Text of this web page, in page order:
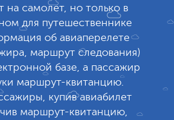
на самолет, но только в
для путешественнике
об авиаперелете
маршрут следования)
базе, а пассажир
маршрут-квитанцию.
купив авиабилет
маршрут-квитанцию,